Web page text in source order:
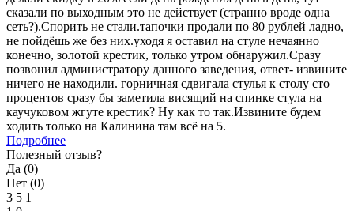
сказали по выходным это не действует (странно вроде одна
сеть?).Спорить не стали.тапочки продали по 80 рублей ладно,
не пойдёшь же без них.уходя я оставил на стуле нечаянно
конечно, золотой крестик, только утром обнаружил.Сразу
позвонил администратору данного заведения, ответ- извините
ничего не находили. горничная сдвигала стулья к столу сто
процентов сразу бы заметила висящий на спинке стула на
каучуковом жгуте крестик? Ну как то так.Извините будем
ходить только на Калинина там всё на 5.
Подробнее
Полезный отзыв?
Да (0)
Нет (0)
3 5 1